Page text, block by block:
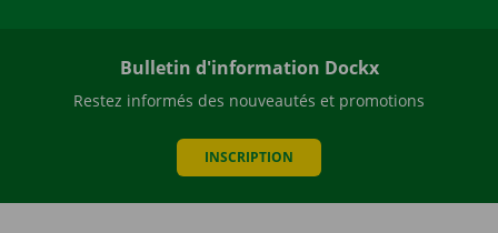
Bulletin d'information Dockx
Restez informés des nouveautés et promotions
INSCRIPTION